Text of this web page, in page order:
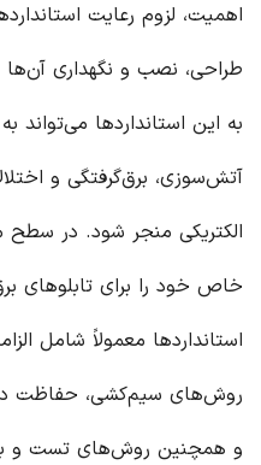
اهمیت، لزوم رعایت
طراحی، نصب و نگهداری
به این استانداردها
آتش‌سوزی، برق‌گرفتگی و
الکتریکی منجر شود. در سطح
خاص خود را برای تابلوهای
استانداردها معمولاً شامل
روش‌های سیم‌کشی، حفاظت در
و همچنین روش‌های تست و